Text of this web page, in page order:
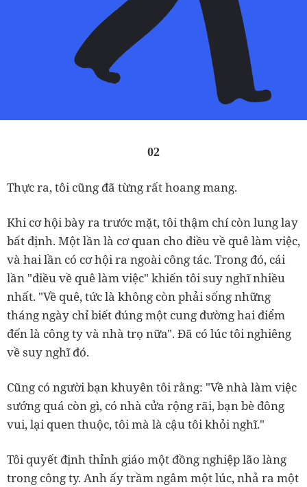
02
Thực ra, tôi cũng đã từng rất hoang mang.
Khi cơ hội bày ra trước mặt, tôi thậm chí còn lung lay
bất định. Một lần là cơ quan cho điều về quê làm việc,
và hai lần có cơ hội ra ngoài công tác. Trong đó, cái
lần "điều về quê làm việc" khiến tôi suy nghĩ nhiều
nhất. "Về quê, tức là không còn phải sống những
tháng ngày chỉ biết đúng một cung đường hai điểm
đến là công ty và nhà trọ nữa". Đã có lúc tôi nghiêng
về suy nghĩ đó.
Cũng có người bạn khuyên tôi rằng: "Về nhà làm việc
sướng quá còn gì, có nhà cửa rộng rãi, bạn bè đông
vui, lại quen thuộc, tôi mà là cậu tôi khỏi nghĩ."
Tôi quyết định thỉnh giáo một đồng nghiệp lão làng
trong công ty. Anh ấy trầm ngâm một lúc, nhả ra một